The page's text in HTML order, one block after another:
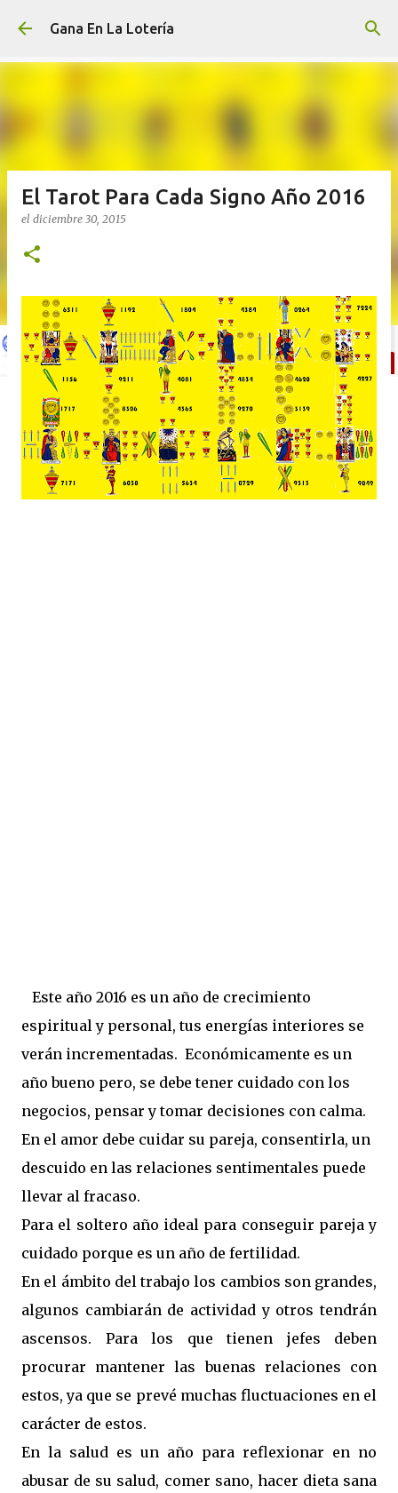
Ir al contenido principal
Gana En La Lotería
El Tarot Para Cada Signo Año 2016
el diciembre 30, 2015
Este año 2016 es un año de crecimiento
espiritual y personal, tus energías interiores se
verán incrementadas. Económicamente es un
año bueno pero, se debe tener cuidado con los
negocios, pensar y tomar decisiones con calma.
En el amor debe cuidar su pareja, consentirla, un
descuido en las relaciones sentimentales puede
llevar al fracaso.
Para el soltero año ideal para conseguir pareja y
cuidado porque es un año de fertilidad.
En el ámbito del trabajo los cambios son grandes,
algunos cambiarán de actividad y otros tendrán
ascensos. Para los que tienen jefes deben
procurar mantener las buenas relaciones con
estos, ya que se prevé muchas fluctuaciones en el
carácter de estos.
En la salud es un año para reflexionar en no
abusar de su salud, comer sano, hacer dieta sana